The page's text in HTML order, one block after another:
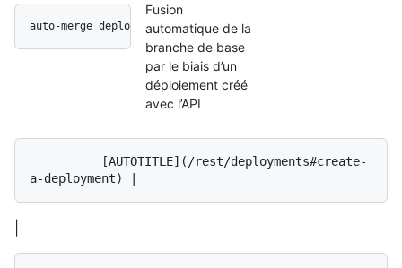
auto-merge deployment api
Fusion
automatique de la
branche de base
par le biais d’un
déploiement créé
avec l’API